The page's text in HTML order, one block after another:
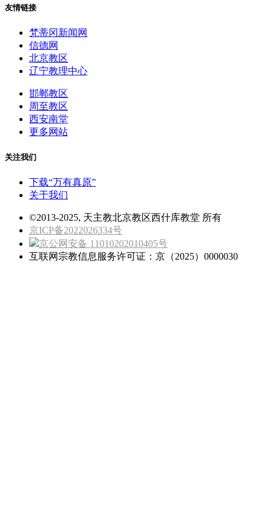
友情链接
梵蒂冈新闻网
信德网
北京教区
辽宁教理中心
邯郸教区
周至教区
西安南堂
更多网站
关注我们
下载“万有真原”
关于我们
©2013-2025, 天主教北京教区西什库教堂 所有
京ICP备2022026334号
京公网安备 11010202010405号
互联网宗教信息服务许可证：京（2025）0000030